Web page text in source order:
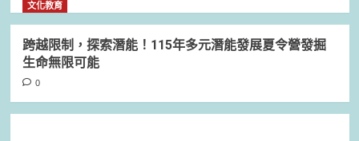
文化教育
跨越限制，探索潛能！115年多元潛能發展夏令營發掘
生命無限可能
0